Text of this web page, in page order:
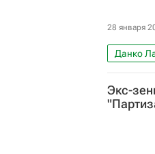
28 января
Данко
РПЛ
Экс-